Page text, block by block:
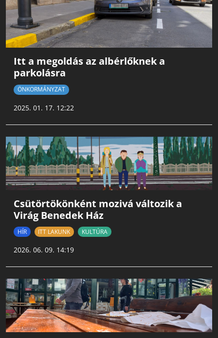
Itt a megoldás az albérlőknek a
parkolásra
ÖNKORMÁNYZAT
2025. 01. 17. 12:22
Csütörtökönként mozivá változik a
Virág Benedek Ház
HÍR ITT LAKUNK KULTÚRA
2026. 06. 09. 14:19